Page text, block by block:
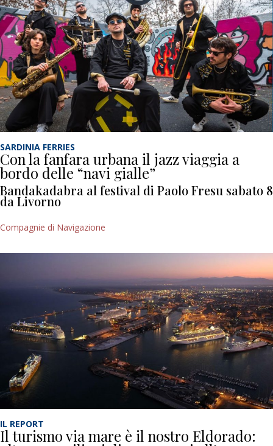
SARDINIA FERRIES
Con la fanfara urbana il jazz viaggia a
bordo delle “navi gialle”
Bandakadabra al festival di Paolo Fresu sabato 8
da Livorno
Compagnie di Navigazione
IL REPORT
Il turismo via mare è il nostro Eldorado: